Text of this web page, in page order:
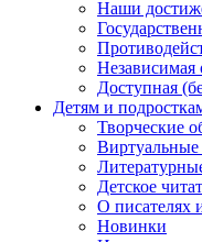
Наши
Независимая
Доступная
Детям и
Творческие
Виртуальные
Детское
О писателях
Новинки